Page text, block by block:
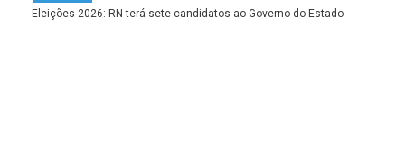
Eleições 2026: RN terá sete candidatos ao Governo do Estado